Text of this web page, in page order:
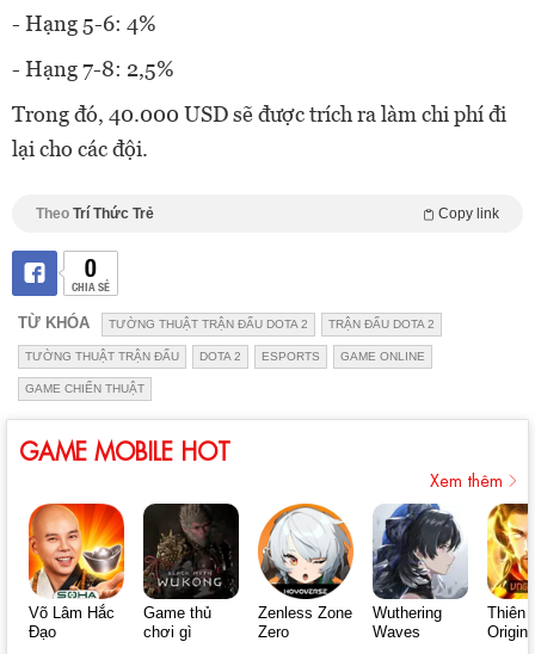
- Hạng 5-6: 4%
- Hạng 7-8: 2,5%
Trong đó, 40.000 USD sẽ được trích ra làm chi phí đi
lại cho các đội.
Theo Trí Thức Trẻ Copy link
0
CHIA SẺ
TỪ KHÓA TƯỜNG THUẬT TRẬN ĐẤU DOTA 2 TRẬN ĐẤU DOTA 2
TƯỜNG THUẬT TRẬN ĐẤU DOTA 2 ESPORTS GAME ONLINE
GAME CHIẾN THUẬT
GAME MOBILE HOT
Xem thêm
Võ Lâm Hắc
Đạo
Game thủ
chơi gì
Zenless Zone
Zero
Wuthering
Waves
Thiên
Origin